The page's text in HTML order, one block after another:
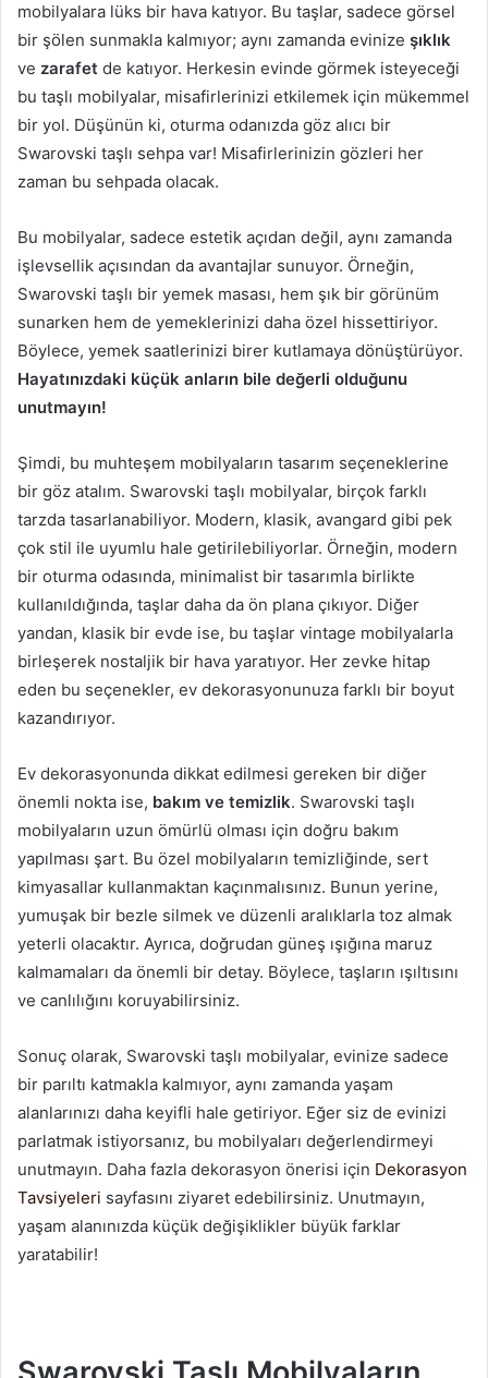
mobilyalara lüks bir hava katıyor. Bu taşlar, sadece görsel
bir şölen sunmakla kalmıyor; aynı zamanda evinize şıklık
ve zarafet de katıyor. Herkesin evinde görmek isteyeceği
bu taşlı mobilyalar, misafirlerinizi etkilemek için mükemmel
bir yol. Düşünün ki, oturma odanızda göz alıcı bir
Swarovski taşlı sehpa var! Misafirlerinizin gözleri her
zaman bu sehpada olacak.
Bu mobilyalar, sadece estetik açıdan değil, aynı zamanda
işlevsellik açısından da avantajlar sunuyor. Örneğin,
Swarovski taşlı bir yemek masası, hem şık bir görünüm
sunarken hem de yemeklerinizi daha özel hissettiriyor.
Böylece, yemek saatlerinizi birer kutlamaya dönüştürüyor.
Hayatınızdaki küçük anların bile değerli olduğunu
unutmayın!
Şimdi, bu muhteşem mobilyaların tasarım seçeneklerine
bir göz atalım. Swarovski taşlı mobilyalar, birçok farklı
tarzda tasarlanabiliyor. Modern, klasik, avangard gibi pek
çok stil ile uyumlu hale getirilebiliyorlar. Örneğin, modern
bir oturma odasında, minimalist bir tasarımla birlikte
kullanıldığında, taşlar daha da ön plana çıkıyor. Diğer
yandan, klasik bir evde ise, bu taşlar vintage mobilyalarla
birleşerek nostaljik bir hava yaratıyor. Her zevke hitap
eden bu seçenekler, ev dekorasyonunuza farklı bir boyut
kazandırıyor.
Ev dekorasyonunda dikkat edilmesi gereken bir diğer
önemli nokta ise, bakım ve temizlik. Swarovski taşlı
mobilyaların uzun ömürlü olması için doğru bakım
yapılması şart. Bu özel mobilyaların temizliğinde, sert
kimyasallar kullanmaktan kaçınmalısınız. Bunun yerine,
yumuşak bir bezle silmek ve düzenli aralıklarla toz almak
yeterli olacaktır. Ayrıca, doğrudan güneş ışığına maruz
kalmamaları da önemli bir detay. Böylece, taşların ışıltısını
ve canlılığını koruyabilirsiniz.
Sonuç olarak, Swarovski taşlı mobilyalar, evinize sadece
bir parıltı katmakla kalmıyor, aynı zamanda yaşam
alanlarınızı daha keyifli hale getiriyor. Eğer siz de evinizi
parlatmak istiyorsanız, bu mobilyaları değerlendirmeyi
unutmayın. Daha fazla dekorasyon önerisi için Dekorasyon
Tavsiyeleri sayfasını ziyaret edebilirsiniz. Unutmayın,
yaşam alanınızda küçük değişiklikler büyük farklar
yaratabilir!